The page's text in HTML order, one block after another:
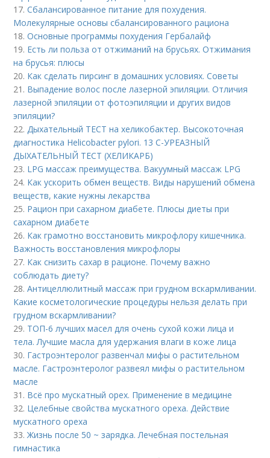
17.Сбалансированное питание для похудения.
Молекулярные основы сбалансированного рациона
18.Основные программы похудения Гербалайф
19. Есть ли польза от отжиманий на брусьях. Отжимания
на брусья: плюсы
20. Как сделать пирсинг в домашних условиях. Советы
21. Выпадение волос после лазерной эпиляции. Отличия
лазерной эпиляции от фотоэпиляции и других видов
эпиляции?
22.Дыхательный ТЕСТ на хеликобактер. Высокоточная
диагностика Helicobacter pylori. 13 C-УРЕАЗНЫЙ
ДЫХАТЕЛЬНЫЙ ТЕСТ (ХЕЛИКАРБ)
23. LPG массаж преимущества. Вакуумный массаж LPG
24. Как ускорить обмен веществ. Виды нарушений обмена
веществ, какие нужны лекарства
25. Рацион при сахарном диабете. Плюсы диеты при
сахарном диабете
26. Как грамотно восстановить микрофлору кишечника.
Важность восстановления микрофлоры
27. Как снизить сахар в рационе. Почему важно
соблюдать диету?
28.Антицеллюлитный массаж при грудном вскармливании.
Какие косметологические процедуры нельзя делать при
грудном вскармливании?
29. ТОП-6 лучших масел для очень сухой кожи лица и
тела. Лучшие масла для удержания влаги в коже лица
30. Гастроэнтеролог развенчал мифы о растительном
масле. Гастроэнтеролог развеял мифы о растительном
масле
31. Всё про мускатный орех. Применение в медицине
32. Целебные свойства мускатного ореха. Действие
мускатного ореха
33.Жизнь после 50 ~ зарядка. Лечебная постельная
гимнастика